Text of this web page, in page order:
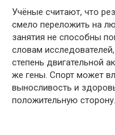
Учёные считают, что
смело переложить на
занятия не способны
словам
степень двигательной
же гены. Спорт может
выносливость и
положительную сторону.